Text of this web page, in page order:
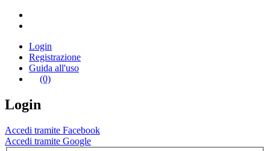
Login
Registrazione
Guida all'uso
(0)
Login
Accedi tramite Facebook
Accedi tramite Google